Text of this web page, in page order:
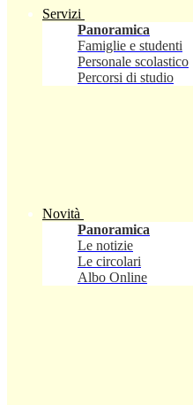
Servizi
Panoramica
Famiglie e studenti
Personale scolastico
Percorsi di studio
Novità
Panoramica
Le notizie
Le circolari
Albo Online